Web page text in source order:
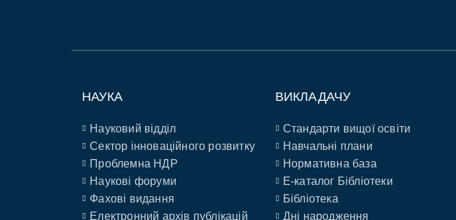
НАУКА
Науковий відділ
Сектор інноваційного розвитку
Проблемна НДР
Наукові форуми
Фахові видання
Електронний архів публікацій
ВИКЛАДАЧУ
Стандарти вищої освіти
Навчальні плани
Нормативна база
E-каталог Бібліотеки
Бібліотека
Дні народження